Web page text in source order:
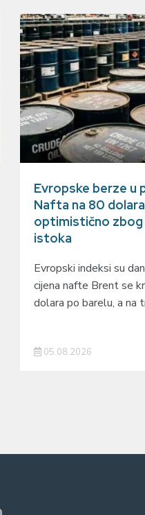
Evropske berze u
Nafta na 80
optimistično zbog
istoka
Evropski indeksi su
cijena nafte Brent se
dolara po barelu, a na
05.08.2026